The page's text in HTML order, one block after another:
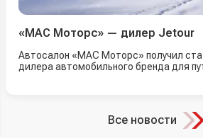
«МАС Моторс» — дилер Jetour
Автосалон «МАС Моторс» получил
дилера автомобильного бренда для
Все новости